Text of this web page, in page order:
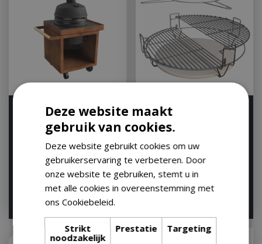
OFYR Kamado Table
Corten 75 PRO+ Corten
Ceramic Dark
3.199,00
Houd mij op de hoogte
Multilevel Cooking
System 22'' +
Moonstones VOLT!
Industrie…
Houd mij op de hoogte
Deze website maakt
gebruik van cookies.
Deze website gebruikt cookies om uw
gebruikerservaring te verbeteren. Door
onze website te gebruiken, stemt u in
met alle cookies in overeenstemming met
ons Cookiebeleid.
Strikt
noodzakelijk
Prestatie Targeting